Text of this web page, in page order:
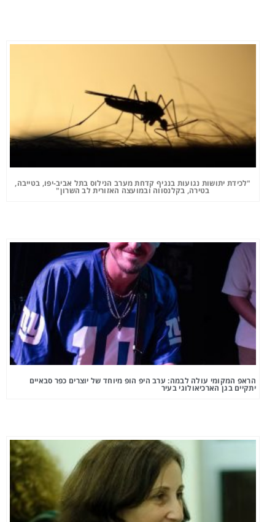
"לכידת יתושות נגועות בנגיף קדחת מערב הנילוס בתל אביב-יפו, בטייבה,
בטירה, בקלנסווה ובמועצה האזורית לב השרון"
הראפ המקומי עולה לבמה: ערב היפ הופ מיוחד של יוצרים כפר סבאיים
יתקיים בגן הארכיאולוגי בעיר